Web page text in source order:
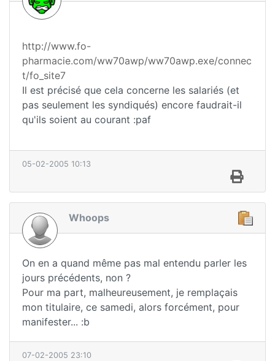
http://www.fo-
pharmacie.com/ww70awp/ww70awp.exe/connec
t/fo_site7
Il est précisé que cela concerne les salariés (et
pas seulement les syndiqués) encore faudrait-il
qu'ils soient au courant :paf
05-02-2005 10:13
Whoops
On en a quand même pas mal entendu parler les
jours précédents, non ?
Pour ma part, malheureusement, je remplaçais
mon titulaire, ce samedi, alors forcément, pour
manifester... :b
07-02-2005 23:10